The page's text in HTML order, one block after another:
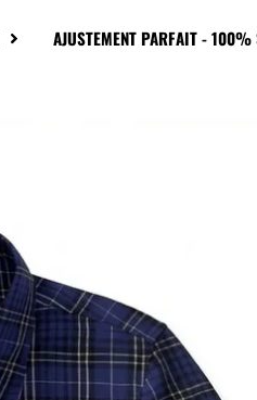
AJUSTEMENT PARFAIT - 100%